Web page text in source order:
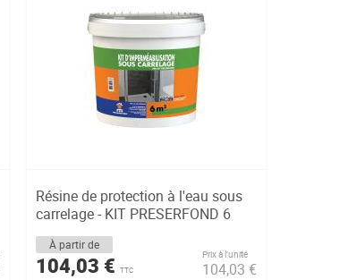
Résine de protection à l'eau sous
carrelage - KIT PRESERFOND 6
M2...
À partir de
104,03 €TTC
Prix à l’unité
104,03 €